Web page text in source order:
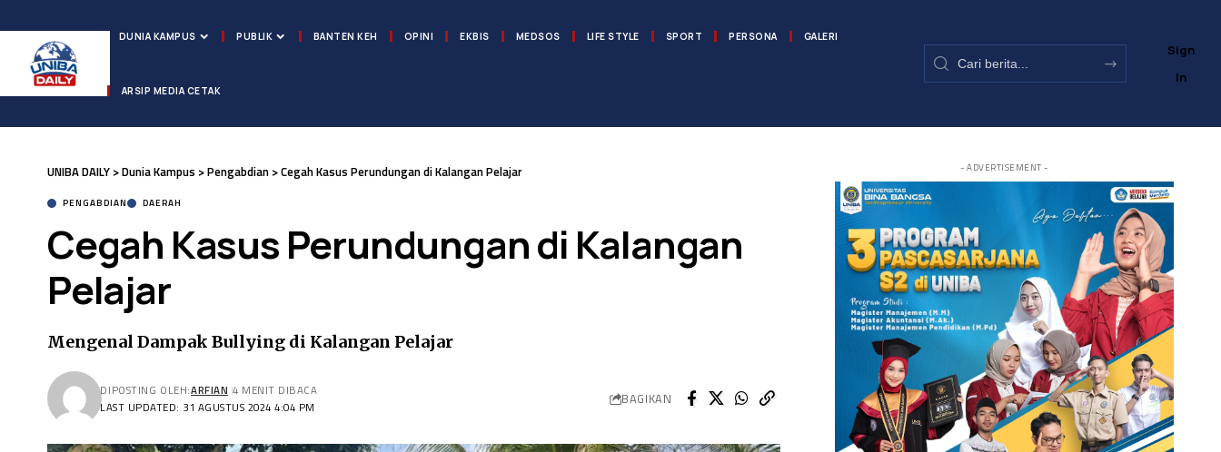
DUNIA KAMPUS PUBLIK BANTEN KEH OPINI EKBIS MEDSOS LIFE STYLE SPORT PERSONA GALERI
ARSIP MEDIA CETAK
Sign
In
UNIBA DAILY >Dunia Kampus >Pengabdian >Cegah Kasus Perundungan di Kalangan Pelajar
PENGABDIAN DAERAH
Cegah Kasus Perundungan di Kalangan
Pelajar
Mengenal Dampak Bullying di Kalangan Pelajar
LAST UPDATED: 31 AGUSTUS 2024 4:04 PM
DIPOSTING OLEH:ARFIAN 4 MENIT DIBACA BAGIKAN
- ADVERTISEMENT -